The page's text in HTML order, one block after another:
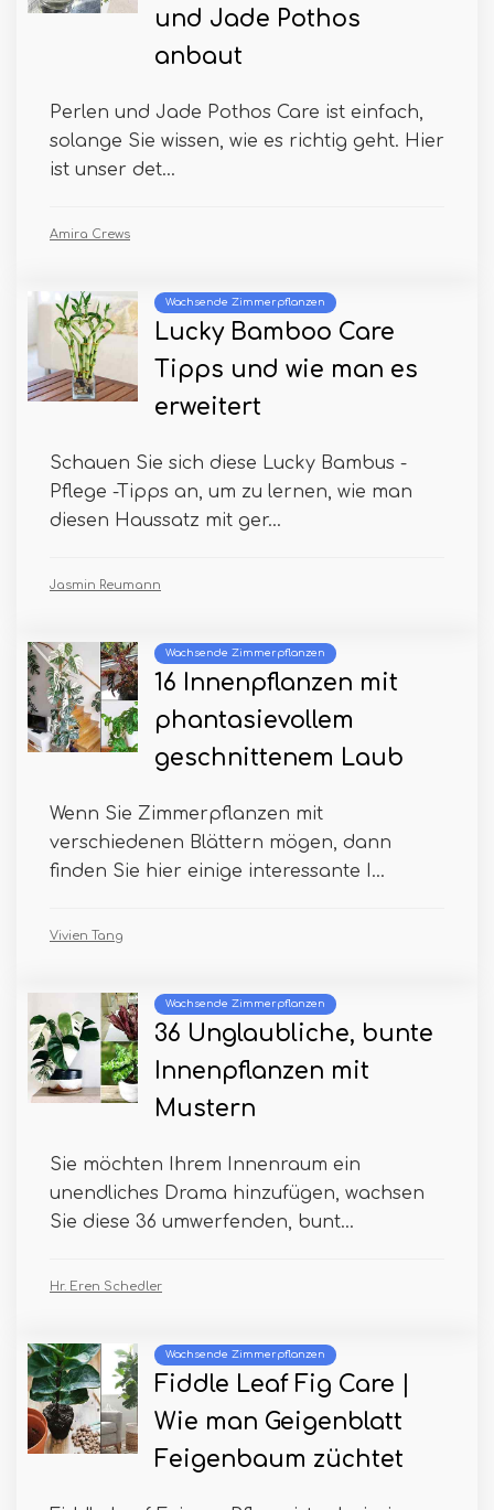
und Jade Pothos
anbaut
Perlen und Jade Pothos Care ist einfach,
solange Sie wissen, wie es richtig geht. Hier
ist unser det...
Amira Crews
Wachsende Zimmerpflanzen
Lucky Bamboo Care
Tipps und wie man es
erweitert
Schauen Sie sich diese Lucky Bambus -
Pflege -Tipps an, um zu lernen, wie man
diesen Haussatz mit ger...
Jasmin Reumann
Wachsende Zimmerpflanzen
16 Innenpflanzen mit
phantasievollem
geschnittenem Laub
Wenn Sie Zimmerpflanzen mit
verschiedenen Blättern mögen, dann
finden Sie hier einige interessante I...
Vivien Tang
Wachsende Zimmerpflanzen
36 Unglaubliche, bunte
Innenpflanzen mit
Mustern
Sie möchten Ihrem Innenraum ein
unendliches Drama hinzufügen, wachsen
Sie diese 36 umwerfenden, bunt...
Hr. Eren Schedler
Wachsende Zimmerpflanzen
Fiddle Leaf Fig Care |
Wie man Geigenblatt
Feigenbaum züchtet